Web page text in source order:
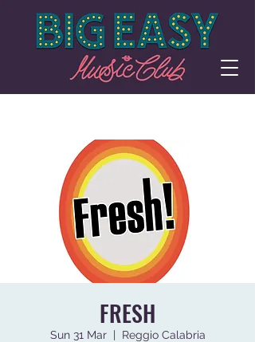
FRESH
Sun 31 Mar
  |
Reggio Calabria